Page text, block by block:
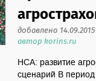
добавлено 14.09.2015
автор korins.ru
НСА: развитие
сценарий В период